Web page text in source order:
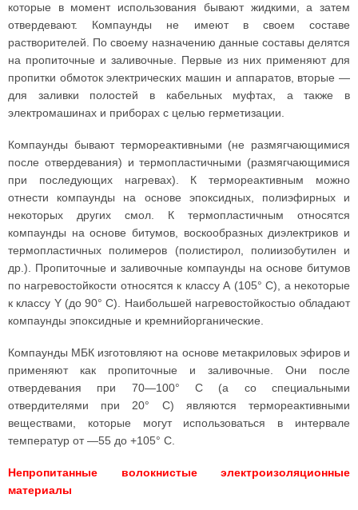
которые в момент использования бывают жидкими, а затем
отвердевают. Компаунды не имеют в своем составе
растворителей. По своему назначению данные составы делятся
на пропиточные и заливочные. Первые из них применяют для
пропитки обмоток электрических машин и аппаратов, вторые —
для заливки полостей в кабельных муфтах, а также в
электромашинах и приборах с целью герметизации.
Компаунды бывают термореактивными (не размягчающимися
после отвердевания) и термопластичными (размягчающимися
при последующих нагревах). К термореактивным можно
отнести компаунды на основе эпоксидных, полиэфирных и
некоторых других смол. К термопластичным относятся
компаунды на основе битумов, воскообразных диэлектриков и
термопластичных полимеров (полистирол, полиизобутилен и
др.). Пропиточные и заливочные компаунды на основе битумов
по нагревостойкости относятся к классу А (105° С), а некоторые
к классу Y (до 90° С). Наибольшей нагревостойкостыо обладают
компаунды эпоксидные и кремнийорганические.
Компаунды МБК изготовляют на основе метакриловых эфиров и
применяют как пропиточные и заливочные. Они после
отвердевания при 70—100° С (а со специальными
отвердителями при 20° С) являются термореактивными
веществами, которые могут использоваться в интервале
температур от —55 до +105° С.
Непропитанные волокнистые электроизоляционные
материалы